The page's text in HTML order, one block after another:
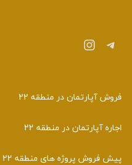
تلگراماینستاگرم
فروش آپارتمان در منطقه 22
اجاره آپارتمان در منطقه 22
پیش فروش پروژه های منطقه 22